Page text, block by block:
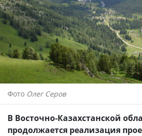
Фото Олег Серов
В Восточно-Казахстанской
продолжается реализация